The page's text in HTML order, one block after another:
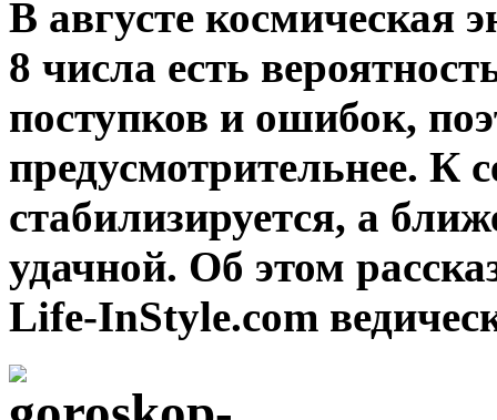
В августе космическая
8 числа есть
поступков и ошибок,
предусмотрительнее. К
стабилизируется, а
удачной. Об этом
Life-InStyle.com